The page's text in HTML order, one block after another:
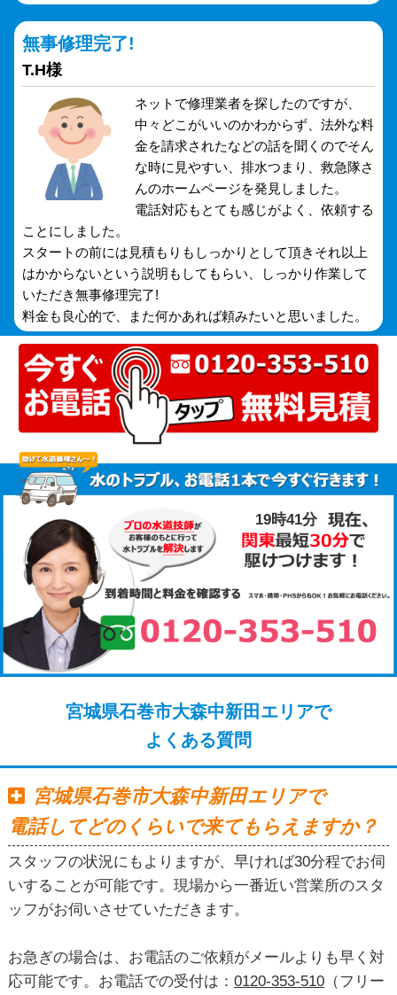
無事修理完了!
T.H様
ネットで修理業者を探したのですが、
中々どこがいいのかわからず、法外な料
金を請求されたなどの話を聞くのでそん
な時に見やすい、排水つまり、救急隊さ
んのホームページを発見しました。
電話対応もとても感じがよく、依頼する
ことにしました。
スタートの前には見積もりもしっかりとして頂きそれ以上
はかからないという説明もしてもらい、しっかり作業して
いただき無事修理完了!
料金も良心的で、また何かあれば頼みたいと思いました。
19時41分
宮城県石巻市大森中新田エリアで
よくある質問
宮城県石巻市大森中新田エリアで
電話してどのくらいで来てもらえますか？
スタッフの状況にもよりますが、早ければ30分程でお伺
いすることが可能です。現場から一番近い営業所のスタ
ッフがお伺いさせていただきます。
お急ぎの場合は、お電話のご依頼がメールよりも早く対
応可能です。お電話での受付は： 0120-353-510（フリー